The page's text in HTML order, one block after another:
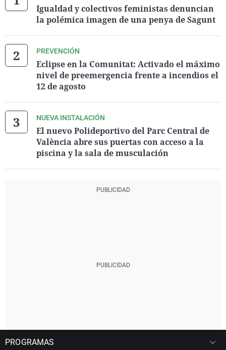
Igualdad y colectivos feministas denuncian
la polémica imagen de una penya de Sagunt
PREVENCIÓN
Eclipse en la Comunitat: Activado el máximo
nivel de preemergencia frente a incendios el
12 de agosto
NUEVA INSTALACIÓN
El nuevo Polideportivo del Parc Central de
València abre sus puertas con acceso a la
piscina y la sala de musculación
PROGRAMAS